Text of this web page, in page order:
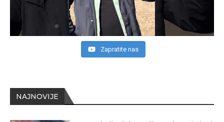
NAJNOVIJE
Zapratite nas